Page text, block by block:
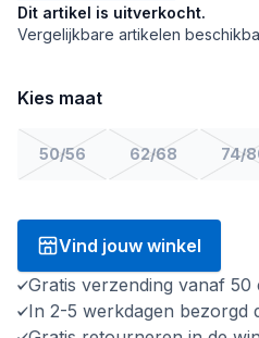
Dit artikel is uitverkocht.
Vergelijkbare artikelen
Kies maat
50/56 62/68 74/
Vind jouw winkel
Gratis verzending vanaf 50
In 2-5 werkdagen bezorgd